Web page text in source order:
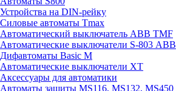
Устройства на DIN-рейку
Силовые автоматы Tmax
Автоматический выключатель ABB TMF
Автоматические выключатели S-803 АВВ
Дифавтоматы Basic M
Автоматические выключатели XT
Аксессуары для автоматики
Автоматы защиты MS116, MS132, MS450